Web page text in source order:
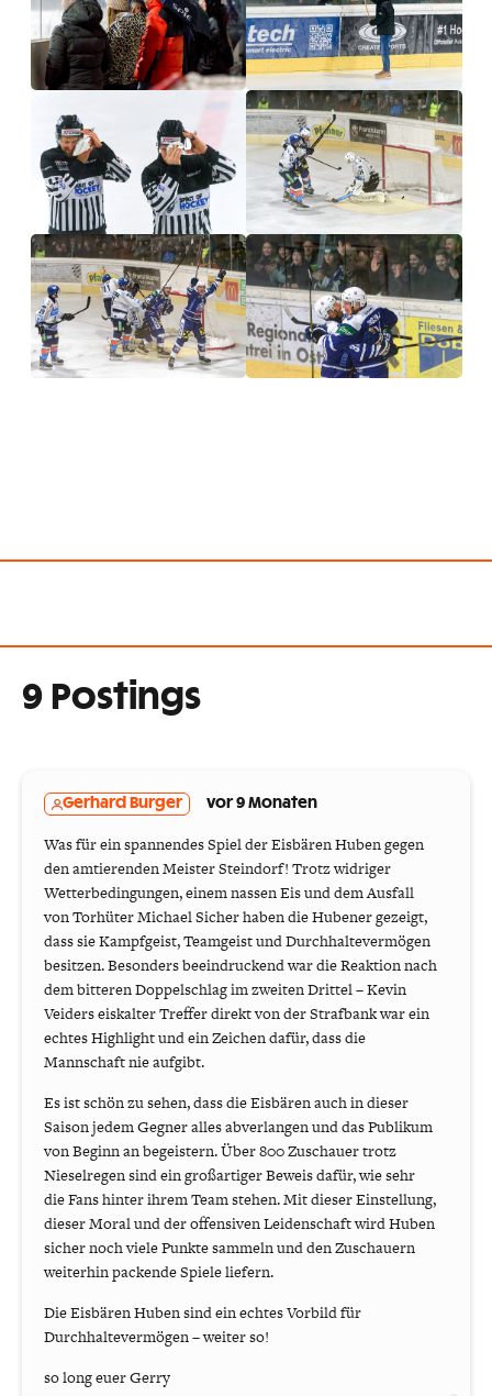
9 Postings
Gerhard Burger vor 9 Monaten
Was für ein spannendes Spiel der Eisbären Huben gegen
den amtierenden Meister Steindorf! Trotz widriger
Wetterbedingungen, einem nassen Eis und dem Ausfall
von Torhüter Michael Sicher haben die Hubener gezeigt,
dass sie Kampfgeist, Teamgeist und Durchhaltevermögen
besitzen. Besonders beeindruckend war die Reaktion nach
dem bitteren Doppelschlag im zweiten Drittel – Kevin
Veiders eiskalter Treffer direkt von der Strafbank war ein
echtes Highlight und ein Zeichen dafür, dass die
Mannschaft nie aufgibt.
Es ist schön zu sehen, dass die Eisbären auch in dieser
Saison jedem Gegner alles abverlangen und das Publikum
von Beginn an begeistern. Über 800 Zuschauer trotz
Nieselregen sind ein großartiger Beweis dafür, wie sehr
die Fans hinter ihrem Team stehen. Mit dieser Einstellung,
dieser Moral und der offensiven Leidenschaft wird Huben
sicher noch viele Punkte sammeln und den Zuschauern
weiterhin packende Spiele liefern.
Die Eisbären Huben sind ein echtes Vorbild für
Durchhaltevermögen – weiter so!
so long euer Gerry